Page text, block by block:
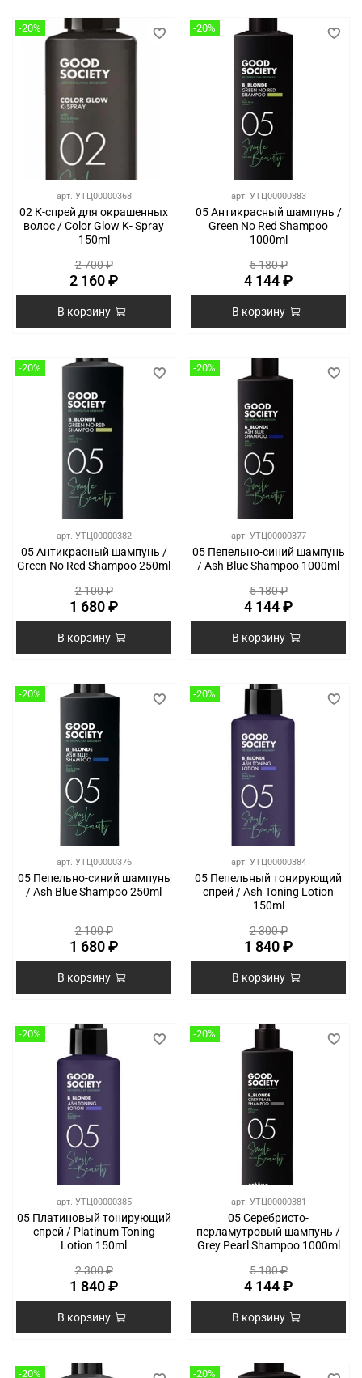
-20%
арт. УТЦ00000368
02 К-спрей для окрашенных
волос / Color Glow K- Spray
150ml
2 700 ₽
2 160 ₽
В корзину
-20%
арт. УТЦ00000383
05 Антикрасный шампунь /
Green No Red Shampoo
1000ml
5 180 ₽
4 144 ₽
В корзину
-20%
арт. УТЦ00000382
05 Антикрасный шампунь /
Green No Red Shampoo 250ml
2 100 ₽
1 680 ₽
В корзину
-20%
арт. УТЦ00000377
05 Пепельно-синий шампунь
/ Ash Blue Shampoo 1000ml
5 180 ₽
4 144 ₽
В корзину
-20%
арт. УТЦ00000376
05 Пепельно-синий шампунь
/ Ash Blue Shampoo 250ml
2 100 ₽
1 680 ₽
В корзину
-20%
арт. УТЦ00000384
05 Пепельный тонирующий
спрей / Ash Toning Lotion
150ml
2 300 ₽
1 840 ₽
В корзину
-20%
арт. УТЦ00000385
05 Платиновый тонирующий
спрей / Platinum Toning
Lotion 150ml
2 300 ₽
1 840 ₽
В корзину
-20%
арт. УТЦ00000381
05 Серебристо-
перламутровый шампунь /
Grey Pearl Shampoo 1000ml
5 180 ₽
4 144 ₽
В корзину
-20% -20%